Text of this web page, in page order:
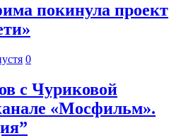
покинула проект
0
с Чуриковой
«Мосфильм».